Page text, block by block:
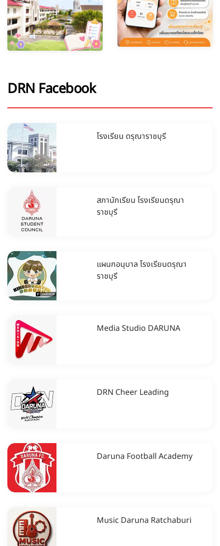
DRN Facebook
โรงเรียน ดรุณาราชบุรี
สภานักเรียน โรงเรียนดรุณา
ราชบุรี
แผนกอนุบาล โรงเรียนดรุณา
ราชบุรี
Media Studio DARUNA
DRN Cheer Leading
Daruna Football Academy
Music Daruna Ratchaburi